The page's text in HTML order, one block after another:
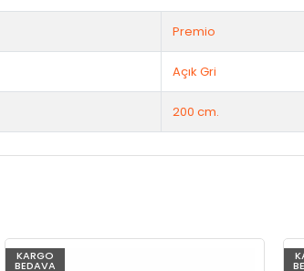
Premio
Açık Gri
200 cm.
KARGO
BEDAVA